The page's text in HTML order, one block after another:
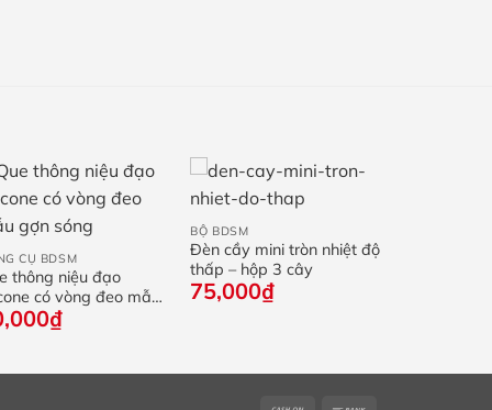
CỤ BDSM
thông niệu đạo
có vòng đeo mẫu
sóng ₫
BỘ BDSM
Đèn cầy mini tròn nhiệt độ
thấp – hộp 3 cây
75,000₫